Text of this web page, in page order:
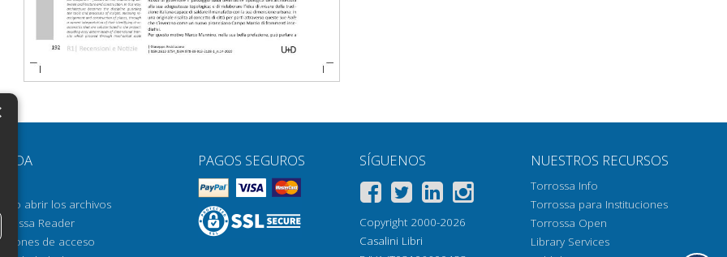
AYUDA
abrir los archivos
Reader
de acceso
PAGOS SEGUROS SÍGUENOS
Copyright 2000-2026
Casalini Libri
NUESTROS RECURSOS
Torrossa Info
Torrossa para Instituciones
Torrossa Open
Library Services